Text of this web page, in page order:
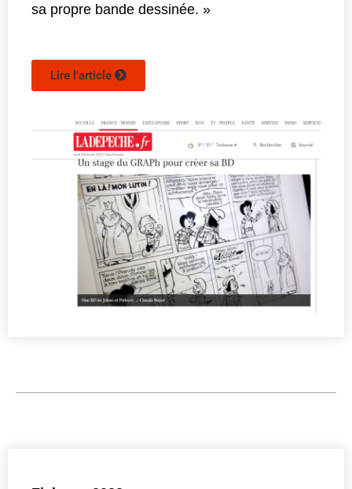
sa propre bande dessinée. »
Lire l'article